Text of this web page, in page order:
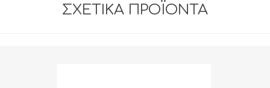
ΣΧΕΤΙΚΆ ΠΡΟΪΌΝΤΑ